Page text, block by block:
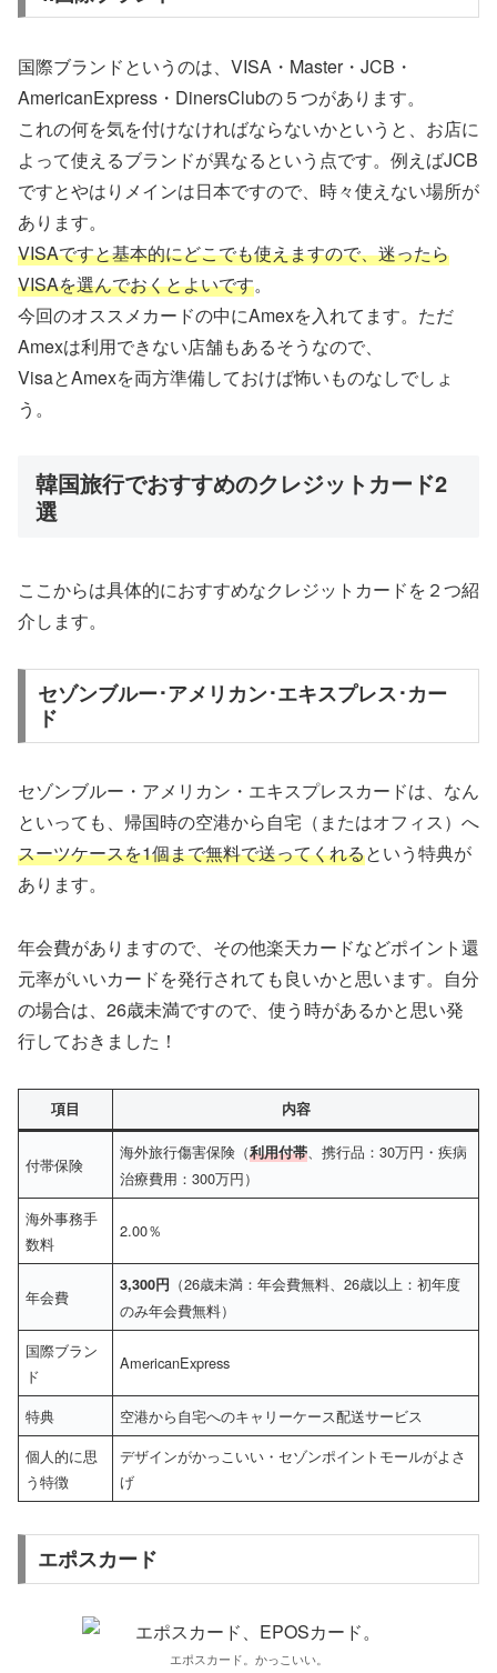
国際ブランドというのは、VISA・Master・JCB・
AmericanExpress・DinersClubの５つがあります。
これの何を気を付けなければならないかというと、お店に
よって使えるブランドが異なるという点です。例えばJCB
ですとやはりメインは日本ですので、時々使えない場所が
あります。
VISAですと基本的にどこでも使えますので、迷ったら
VISAを選んでおくとよいです。
今回のオススメカードの中にAmexを入れてます。ただ
Amexは利用できない店舗もあるそうなので、
VisaとAmexを両方準備しておけば怖いものなしでしょ
う。
韓国旅行でおすすめのクレジットカード2
選
ここからは具体的におすすめなクレジットカードを２つ紹
介します。
セゾンブルー･アメリカン･エキスプレス･カー
ド
セゾンブルー・アメリカン・エキスプレスカードは、なん
といっても、帰国時の空港から自宅（またはオフィス）へ
スーツケースを1個まで無料で送ってくれるという特典が
あります。
年会費がありますので、その他楽天カードなどポイント還
元率がいいカードを発行されても良いかと思います。自分
の場合は、26歳未満ですので、使う時があるかと思い発
行しておきました！
項目 内容
付帯保険
海外旅行傷害保険（利用付帯、携行品：30万円・疾病
治療費用：300万円）
海外事務手
数料
2.00％
年会費
3,300円 （26歳未満：年会費無料、26歳以上：初年度
のみ年会費無料）
国際ブラン
ド
AmericanExpress
特典
空港から自宅へのキャリーケース配送サービス
個人的に思
う特徴
デザインがかっこいい・セゾンポイントモールがよさ
げ
エポスカード
エポスカード。かっこいい。